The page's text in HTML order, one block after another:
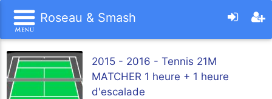
Roseau & Smash
2015 - 2016 - Tennis 21M
MATCHER 1 heure + 1 heure
d'escalade